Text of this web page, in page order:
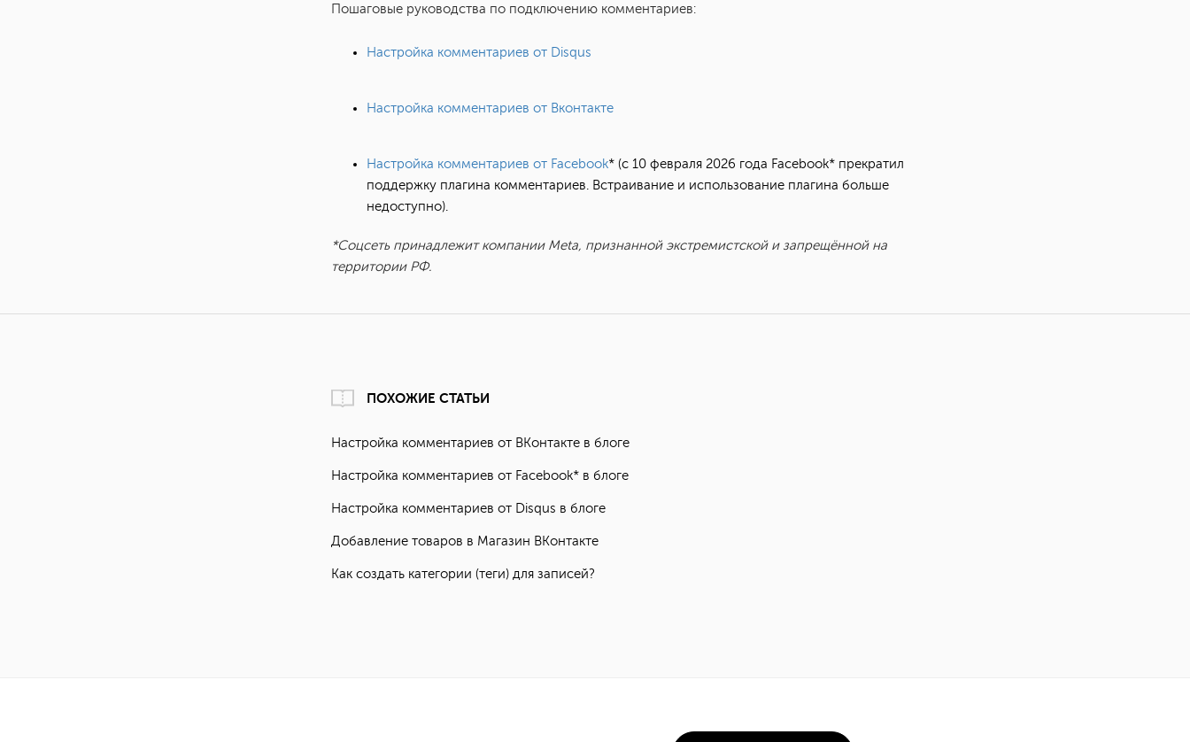
Пошаговые руководства по подключению комментариев:
Настройка комментариев от Disqus
Настройка комментариев от Вконтакте
Настройка комментариев от Facebook* (с 10 февраля 2026 года Facebook* прекратил
поддержку плагина комментариев. Встраивание и использование плагина больше
недоступно).
*Соцсеть принадлежит компании Meta, признанной экстремистской и запрещённой на
территории РФ.
ПОХОЖИЕ СТАТЬИ
Настройка комментариев от ВКонтакте в блоге
Настройка комментариев от Facebook* в блоге
Настройка комментариев от Disqus в блоге
Добавление товаров в Магазин ВКонтакте
Как создать категории (теги) для записей?